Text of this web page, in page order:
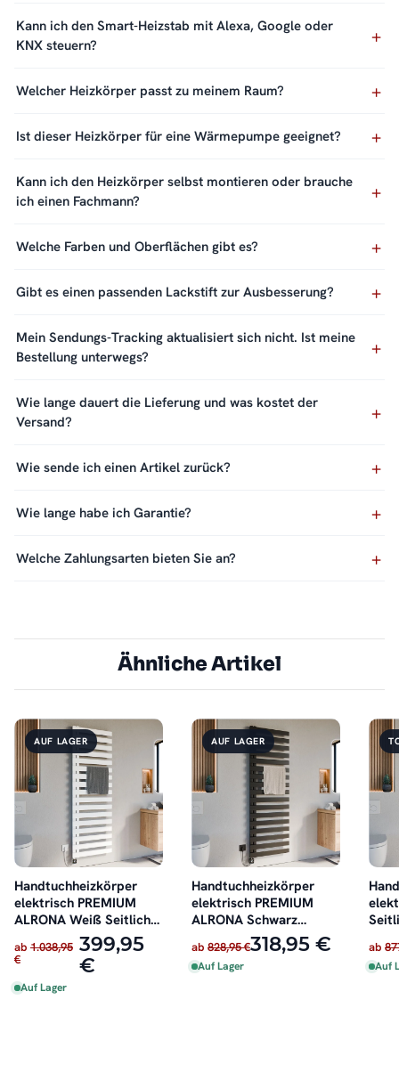
Kann ich den Smart-Heizstab mit Alexa, Google oder
KNX steuern?
Welcher Heizkörper passt zu meinem Raum?
Ist dieser Heizkörper für eine Wärmepumpe geeignet?
Kann ich den Heizkörper selbst montieren oder brauche
ich einen Fachmann?
Welche Farben und Oberflächen gibt es?
Gibt es einen passenden Lackstift zur Ausbesserung?
Mein Sendungs-Tracking aktualisiert sich nicht. Ist meine
Bestellung unterwegs?
Wie lange dauert die Lieferung und was kostet der
Versand?
Wie sende ich einen Artikel zurück?
Wie lange habe ich Garantie?
Welche Zahlungsarten bieten Sie an?
Ähnliche Artikel
AUF LAGER
Handtuchheizkörper
elektrisch PREMIUM
ALRONA Weiß Seitlich
offen inkl. Heizstab
ab 1.038,95
€
399,95
€
Auf Lager
AUF LAGER
Handtuchheizkörper
elektrisch PREMIUM
ALRONA Schwarz
Seitlich offen rechts
oder links inkl. Heizstab
ab 828,95 €318,95 €
Auf Lager
ab
Auf